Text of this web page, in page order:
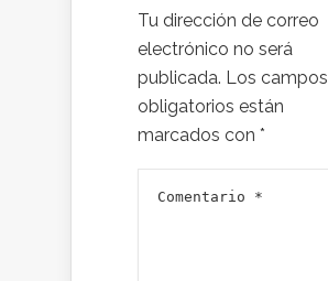
Tu dirección de correo
electrónico no será
publicada. Los campos
obligatorios están
marcados con *